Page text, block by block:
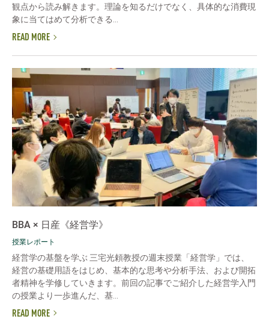
観点から読み解きます。理論を知るだけでなく、具体的な消費現
象に当てはめて分析できる...
READ MORE
BBA × 日産《経営学》
授業レポート
経営学の基盤を学ぶ 三宅光頼教授の週末授業「経営学」では、
経営の基礎用語をはじめ、基本的な思考や分析手法、および開拓
者精神を学修していきます。前回の記事でご紹介した経営学入門
の授業より一歩進んだ、基...
READ MORE